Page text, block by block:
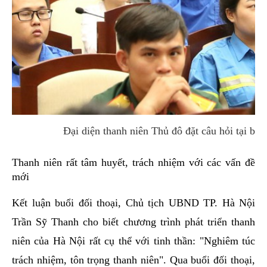
Đại diện thanh niên Thủ đô đặt câu hỏi tại
Thanh niên rất tâm huyết, trách nhiệm với các vấn đề
mới
Kết luận buổi đối thoại, Chủ tịch UBND TP. Hà Nội
Trần Sỹ Thanh cho biết chương trình phát triển thanh
niên của Hà Nội rất cụ thể với tinh thần: "Nghiêm túc
trách nhiệm, tôn trọng thanh niên". Qua buổi đối thoại,